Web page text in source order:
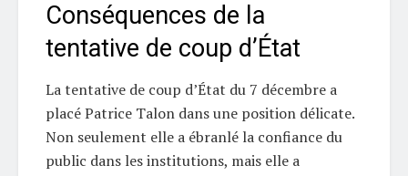
Conséquences de la
tentative de coup d’État
La tentative de coup d’État du 7 décembre a
placé Patrice Talon dans une position délicate.
Non seulement elle a ébranlé la confiance du
public dans les institutions, mais elle a